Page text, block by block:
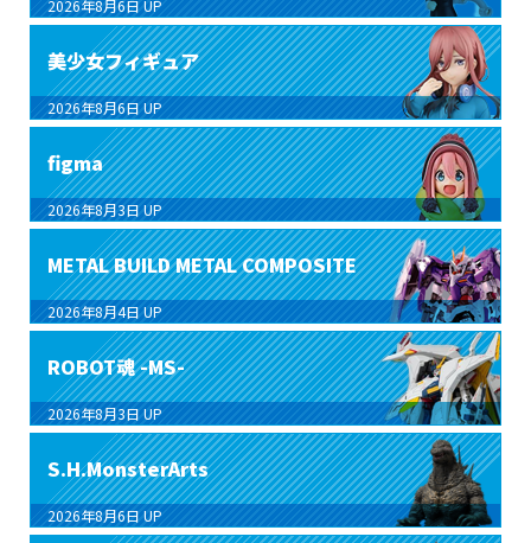
2026年8月6日 UP
美少女フィギュア
2026年8月6日 UP
figma
2026年8月3日 UP
METAL BUILD METAL COMPOSITE
2026年8月4日 UP
ROBOT魂 -MS-
2026年8月3日 UP
S.H.MonsterArts
2026年8月6日 UP